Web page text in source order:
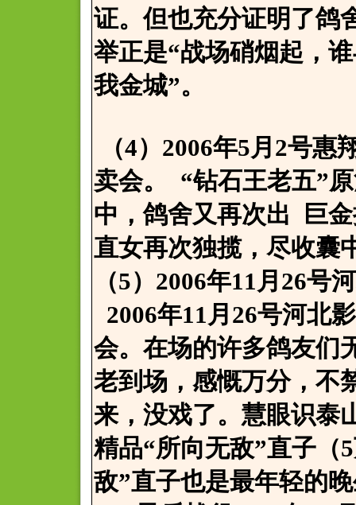
证。但也充分证明了鸽
举正是“战场硝烟起，
我金城”。
（4）2006年5月2号
卖会。 “钻石王老五”
中，鸽舍又再次出 巨
直女再次独揽，尽收囊
（5）2006年11月26号
2006年11月26号河北
会。在场的许多鸽友们
老到场，感慨万分，不
来，没戏了。慧眼识泰
精品“所向无敌”直子（
敌”直子也是最年轻的